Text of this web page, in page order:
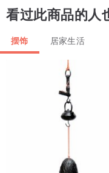
看过此商品的人
摆饰 居家生活